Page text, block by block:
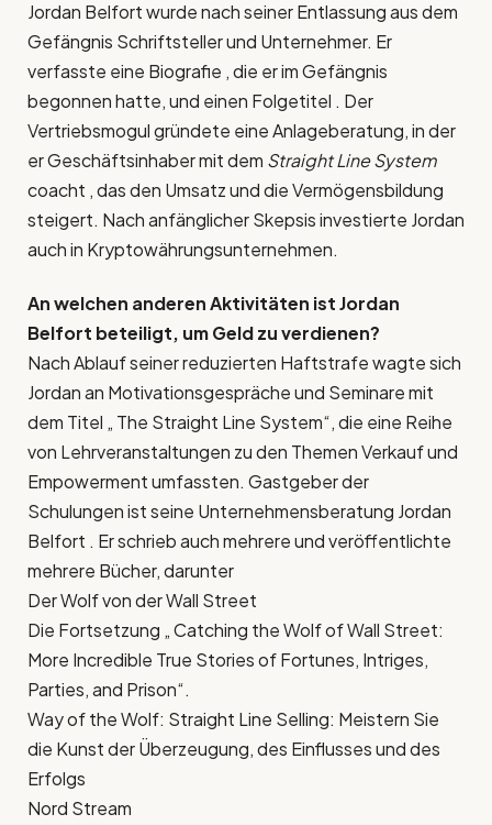
Jordan Belfort wurde nach seiner Entlassung aus dem
Gefängnis Schriftsteller und Unternehmer. Er
verfasste eine Biografie , die er im Gefängnis
begonnen hatte, und einen Folgetitel . Der
Vertriebsmogul gründete eine Anlageberatung, in der
er Geschäftsinhaber mit dem Straight Line System
coacht , das den Umsatz und die Vermögensbildung
steigert. Nach anfänglicher Skepsis investierte Jordan
auch in Kryptowährungsunternehmen.
An welchen anderen Aktivitäten ist Jordan
Belfort beteiligt, um Geld zu verdienen?
Nach Ablauf seiner reduzierten Haftstrafe wagte sich
Jordan an Motivationsgespräche und Seminare mit
dem Titel „ The Straight Line System“, die eine Reihe
von Lehrveranstaltungen zu den Themen Verkauf und
Empowerment umfassten. Gastgeber der
Schulungen ist seine Unternehmensberatung Jordan
Belfort . Er schrieb auch mehrere und veröffentlichte
mehrere Bücher, darunter
Der Wolf von der Wall Street
Die Fortsetzung „ Catching the Wolf of Wall Street:
More Incredible True Stories of Fortunes, Intriges,
Parties, and Prison“.
Way of the Wolf: Straight Line Selling: Meistern Sie
die Kunst der Überzeugung, des Einflusses und des
Erfolgs
Nord Stream